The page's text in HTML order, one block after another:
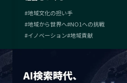
#地域文化の担い手
#地域から世界へ#NO1への挑戦
#イノベーション#地域貢献